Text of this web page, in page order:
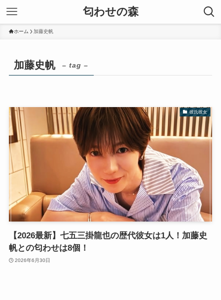
匂わせの森
ホーム 加藤史帆
加藤史帆 – tag –
彼氏彼女
【2026最新】七五三掛龍也の歴代彼女は1人！加藤史
帆との匂わせは8個！
2026年6月30日